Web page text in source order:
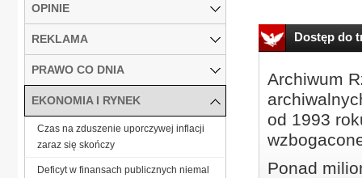
Dostęp do
Archiwum
od 1993
Ponad
OPINIE
REKLAMA
PRAWO CO DNIA
EKONOMIA I RYNEK
Czas na zduszenie uporczywej inflacji
zaraz się skończy
Deficyt w finansach publicznych niemal